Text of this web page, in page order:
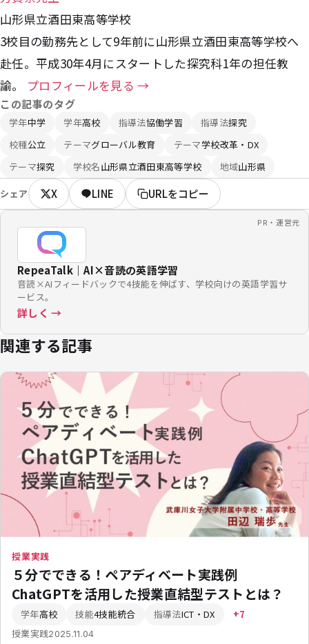
山形県立酒田東高等学校
3校目の勤務先として9年前に山形県立酒田東高等学校へ
赴任。平成30年4月にスタートした探究科1年の担任教
諭。 プロフィールを見る →
この記事のタグ
学年中学 学年高校 指導法協働学習 指導法探究
校種公立 テーマグローバル教育 テーマ学校改革・DX
テーマ探究 学校名山形県立酒田東高等学校 地域山形県
シェア X LINE URLをコピー
PR・運営元
RepeaTalk｜AI×音読の英語学習
音読×AIフィードバックで4技能を伸ばす、学校向けの英語学習サ
ービス。
詳しく →
関連する記事
授業実践
５分でできる！ペアディベート実践例
ChatGPTを活用した授業直結型テストとは？
学年高校 技能4技能統合 指導法ICT・DX +7
授業実践2025.11.04